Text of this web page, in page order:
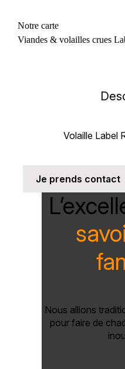
Notre carte
Viandes & volailles crues
Volaille Label
Je prends contact
Nous allions
pour faire de